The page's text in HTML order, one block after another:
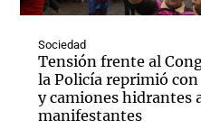
Sociedad
Tensión frente al
la Policía reprimió con
y camiones hidrantes
manifestantes